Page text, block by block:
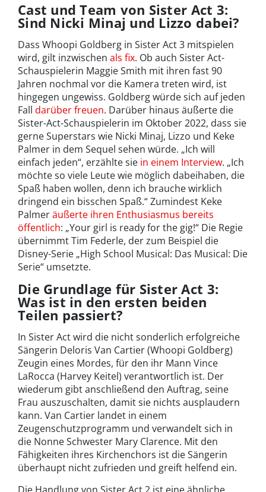
Cast und Team von Sister Act 3:
Sind Nicki Minaj und Lizzo dabei?
Dass Whoopi Goldberg in Sister Act 3 mitspielen
wird, gilt inzwischen als fix. Ob auch Sister Act-
Schauspielerin Maggie Smith mit ihren fast 90
Jahren nochmal vor die Kamera treten wird, ist
hingegen ungewiss. Goldberg würde sich auf jeden
Fall darüber freuen. Darüber hinaus äußerte die
Sister-Act-Schauspielerin im Oktober 2022, dass sie
gerne Superstars wie Nicki Minaj, Lizzo und Keke
Palmer in dem Sequel sehen würde. „Ich will
einfach jeden“, erzählte sie in einem Interview. „Ich
möchte so viele Leute wie möglich dabeihaben, die
Spaß haben wollen, denn ich brauche wirklich
dringend ein bisschen Spaß.“ Zumindest Keke
Palmeräußerte ihren Enthusiasmus bereits
öffentlich: „Your girl is ready for the gig!“ Die Regie
übernimmt Tim Federle, der zum Beispiel die
Disney-Serie „High School Musical: Das Musical: Die
Serie“ umsetzte.
Die Grundlage für Sister Act 3:
Was ist in den ersten beiden
Teilen passiert?
In Sister Act wird die nicht sonderlich erfolgreiche
Sängerin Deloris Van Cartier (Whoopi Goldberg)
Zeugin eines Mordes, für den ihr Mann Vince
LaRocca (Harvey Keitel) verantwortlich ist. Der
wiederum gibt anschließend den Auftrag, seine
Frau auszuschalten, damit sie nichts ausplaudern
kann. Van Cartier landet in einem
Zeugenschutzprogramm und verwandelt sich in
die Nonne Schwester Mary Clarence. Mit den
Fähigkeiten ihres Kirchenchors ist die Sängerin
überhaupt nicht zufrieden und greift helfend ein.